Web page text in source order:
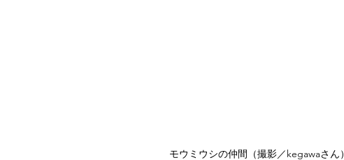
モウミウシの仲間（撮影／kegawaさん）